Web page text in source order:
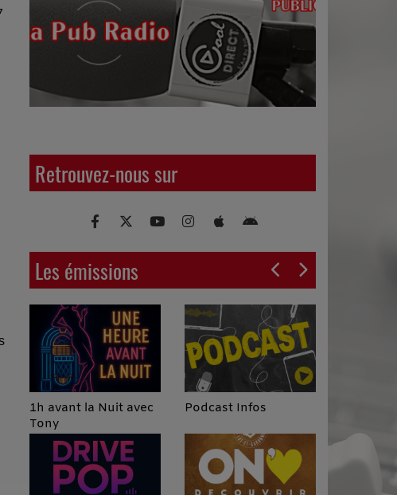
Retrouvez-nous sur
Les émissions
1h avant la Nuit avec
Tony
Podcast Infos